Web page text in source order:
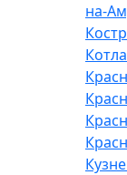
на-